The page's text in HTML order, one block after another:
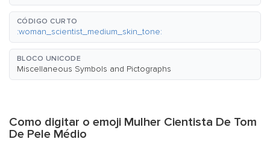
CÓDIGO CURTO
:woman_scientist_medium_skin_tone:
BLOCO UNICODE
Miscellaneous Symbols and Pictographs
Como digitar o emoji Mulher Cientista De Tom
De Pele Médio